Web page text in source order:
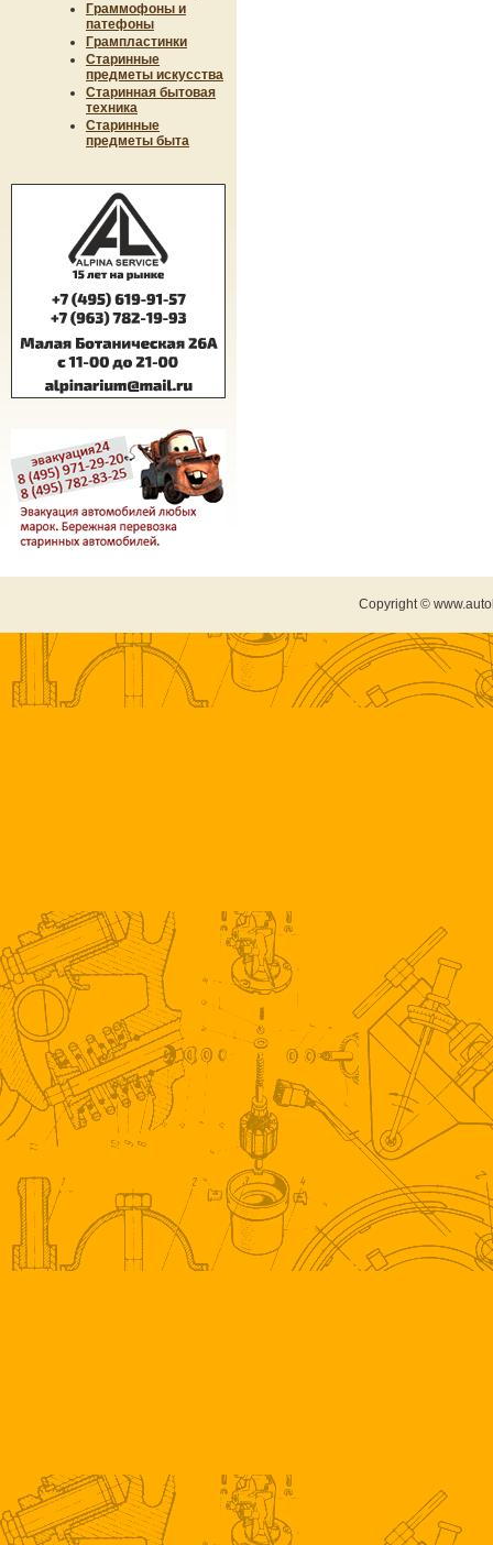
Граммофоны и
патефоны
Грампластинки
Старинные
предметы искусства
Старинная бытовая
техника
Старинные
предметы быта
Copyright ©